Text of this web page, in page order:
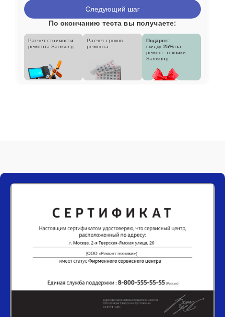
Следующий шаг
По окончанию теста вы получаете:
Расчет стоимости
ремонта Samsung
Расчет сроков
ремонта
Подарок:
скидку 25% на
ремонт техники
Samsung